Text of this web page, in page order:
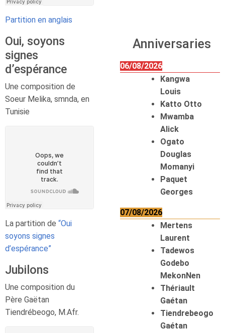
Partition en anglais
Oui, soyons
signes
d’espérance
Une composition de
Soeur Melika, smnda, en
Tunisie
La partition de “Oui
soyons signes
d’espérance”
Jubilons
Une composition du
Père Gaëtan
Tiendrébeogo, M.Afr.
Anniversaries
06/08/2026
Kangwa
Louis
Katto Otto
Mwamba
Alick
Ogato
Douglas
Momanyi
Paquet
Georges
07/08/2026
Mertens
Laurent
Tadewos
Godebo
MekonNen
Thériault
Gaétan
Tiendrebeogo
Gaétan